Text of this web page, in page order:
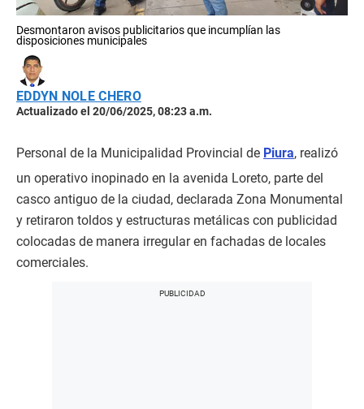
Desmontaron avisos publicitarios que incumplían las
disposiciones municipales
EDDYN NOLE CHERO
Actualizado el 20/06/2025, 08:23 a.m.
Personal de la Municipalidad Provincial de Piura, realizó
un operativo inopinado en la avenida Loreto, parte del
casco antiguo de la ciudad, declarada Zona Monumental
y retiraron toldos y estructuras metálicas con publicidad
colocadas de manera irregular en fachadas de locales
comerciales.